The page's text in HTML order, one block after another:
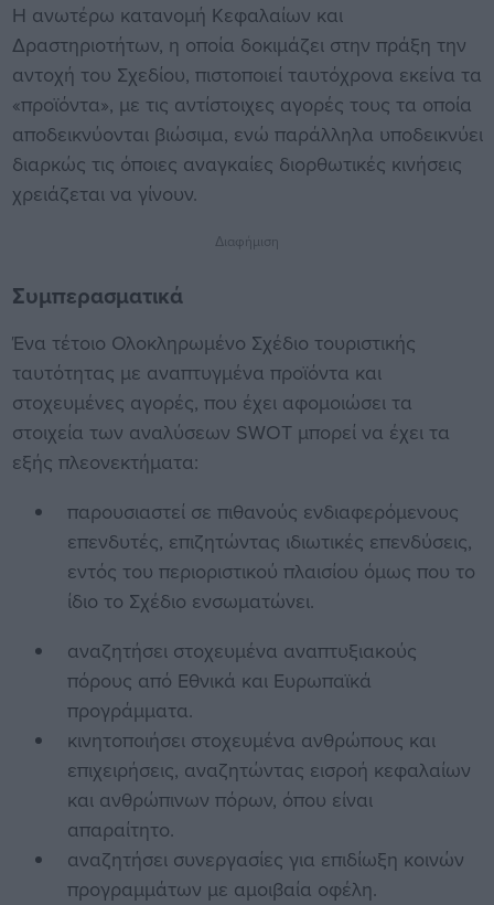
Η ανωτέρω κατανομή Κεφαλαίων και
Δραστηριοτήτων, η οποία δοκιμάζει στην πράξη την
αντοχή του Σχεδίου, πιστοποιεί ταυτόχρονα εκείνα τα
«προϊόντα», με τις αντίστοιχες αγορές τους τα οποία
αποδεικνύονται βιώσιμα, ενώ παράλληλα υποδεικνύει
διαρκώς τις όποιες αναγκαίες διορθωτικές κινήσεις
χρειάζεται να γίνουν.
Διαφήμιση
Συμπερασματικά
Ένα τέτοιο Ολοκληρωμένο Σχέδιο τουριστικής
ταυτότητας με αναπτυγμένα προϊόντα και
στοχευμένες αγορές, που έχει αφομοιώσει τα
στοιχεία των αναλύσεων SWOT μπορεί να έχει τα
εξής πλεονεκτήματα:
παρουσιαστεί σε πιθανούς ενδιαφερόμενους
επενδυτές, επιζητώντας ιδιωτικές επενδύσεις,
εντός του περιοριστικού πλαισίου όμως που το
ίδιο το Σχέδιο ενσωματώνει.
αναζητήσει στοχευμένα αναπτυξιακούς
πόρους από Εθνικά και Ευρωπαϊκά
προγράμματα.
κινητοποιήσει στοχευμένα ανθρώπους και
επιχειρήσεις, αναζητώντας εισροή κεφαλαίων
και ανθρώπινων πόρων, όπου είναι
απαραίτητο.
αναζητήσει συνεργασίες για επιδίωξη κοινών
προγραμμάτων με αμοιβαία οφέλη.